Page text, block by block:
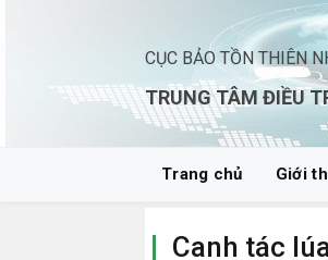
CỤC BẢO TỒN THIÊN
TRUNG TÂM ĐIỀU
Trang chủ Giới
Canh tác